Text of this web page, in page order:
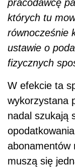
pracodawcę
których tu
równocześnie
ustawie o
fizycznych
W efekcie ta
wykorzystana
nadal szukają
abonamentów
muszą się